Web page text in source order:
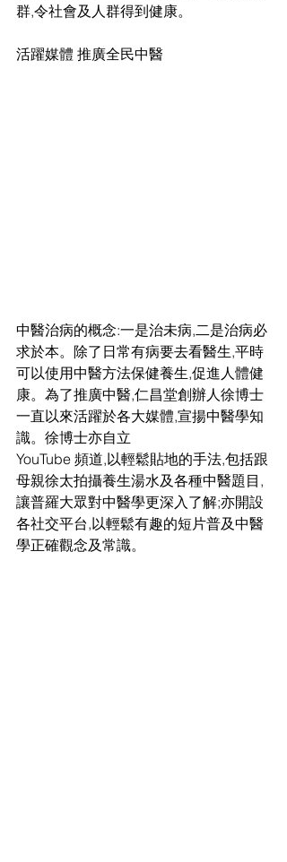
群,令社會及人群得到健康。
活躍媒體 推廣全民中醫
中醫治病的概念:一是治未病,二是治病必
求於本。除了日常有病要去看醫生,平時
可以使用中醫方法保健養生,促進人體健
康。為了推廣中醫,仁昌堂創辦人徐博士
一直以來活躍於各大媒體,宣揚中醫學知
識。徐博士亦自立
YouTube 頻道,以輕鬆貼地的手法,包括跟
母親徐太拍攝養生湯水及各種中醫題目,
讓普羅大眾對中醫學更深入了解;亦開設
各社交平台,以輕鬆有趣的短片普及中醫
學正確觀念及常識。